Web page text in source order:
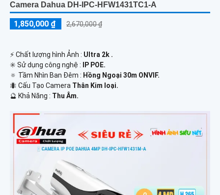
Camera Dahua DH-IPC-HFW1431TC1-A
1,850,000 ₫ 2,670,000 ₫
️⚡ Chất lượng hình Ảnh : Ultra 2k .
✳️ Sử dụng công nghệ :
IP POE.
🔅 Tầm Nhìn Ban Đêm : Hồng Ngoại 30m ONVIF.
🐜 Cấu Tạo Camera Thân Kim loại.
️🔮 Khả Năng : Thu Âm.